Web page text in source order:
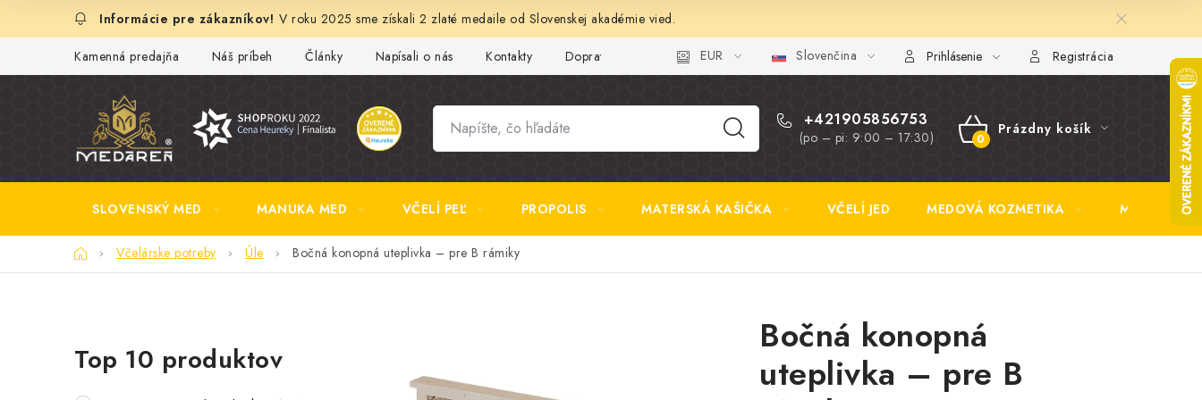
V roku 2025 sme získali 2 zlaté medaile od Slovenskej akadémie vied.
Kamenná predajňa Náš príbeh Články Napísali o nás Kontakty Doprava a platba Najčastejšie otázky FAQ Fotogaléria Obchodné podmienky Ochrana
EUR Slovenčina Prihlásenie Registrácia
+421905856753
(po – pi: 9:00 – 17:30)
NÁKUPNÝ
KOŠÍK
Prázdny košík
SLOVENSKÝ MED MANUKA MED VČELÍ PEĽ PROPOLIS MATERSKÁ KAŠIČKA VČELÍ JED MEDOVÁ KOZMETIKA MEDOVINA
DomovVčelárske potreby Úle Bočná konopná uteplivka – pre B rámiky
o
Top 10 produktov
Bočná konopná
uteplivka – pre B